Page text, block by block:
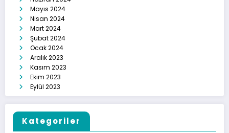
Mayıs 2024
Nisan 2024
Mart 2024
Şubat 2024
Ocak 2024
Aralık 2023
Kasım 2023
Ekim 2023
Eylül 2023
Kategoriler